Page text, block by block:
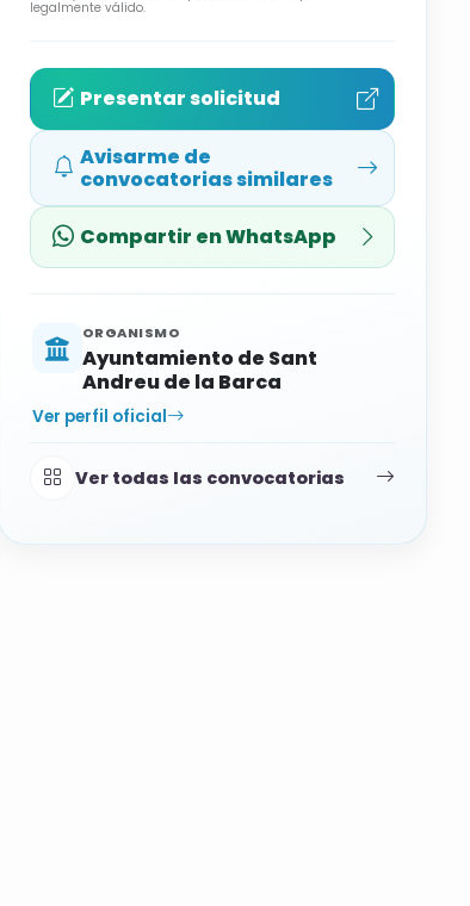
legalmente válido.
Presentar solicitud
Avisarme de
convocatorias similares
Compartir en WhatsApp
ORGANISMO
Ayuntamiento de Sant
Andreu de la Barca
Ver perfil oficial
Ver todas las convocatorias